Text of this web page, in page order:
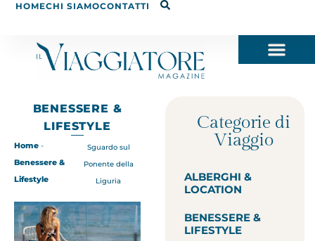
HOMECHI SIAMOCONTATTI
BENESSERE &
LIFESTYLE
Home -
Benessere &
Lifestyle
Sguardo sul
Ponente della
Liguria
Categorie di
Viaggio
ALBERGHI &
LOCATION
BENESSERE &
LIFESTYLE